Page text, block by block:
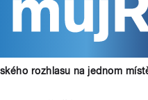
rozhlasu na jednom